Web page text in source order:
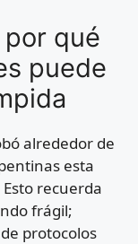
por qué
puede
alrededor de
esta
recuerda
frágil;
protocolos